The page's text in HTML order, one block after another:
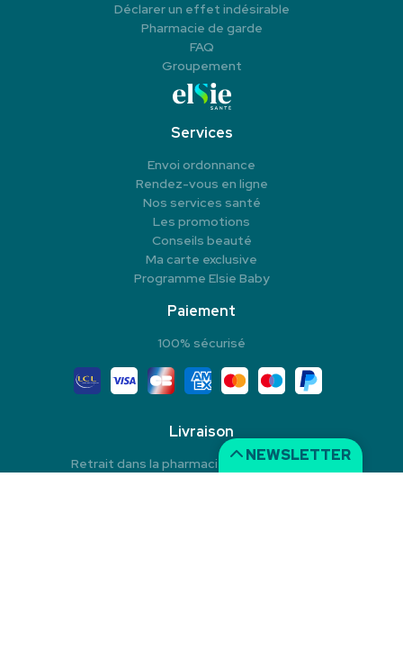
NEWSLETTER
Déclarer un effet indésirable
Pharmacie de garde
FAQ
Groupement
Services
Envoi ordonnance
Rendez-vous en ligne
Nos services santé
Les promotions
Conseils beauté
Ma carte exclusive
Programme Elsie Baby
Paiement
100% sécurisé
Livraison
Retrait dans la pharmacie en Click & Collect